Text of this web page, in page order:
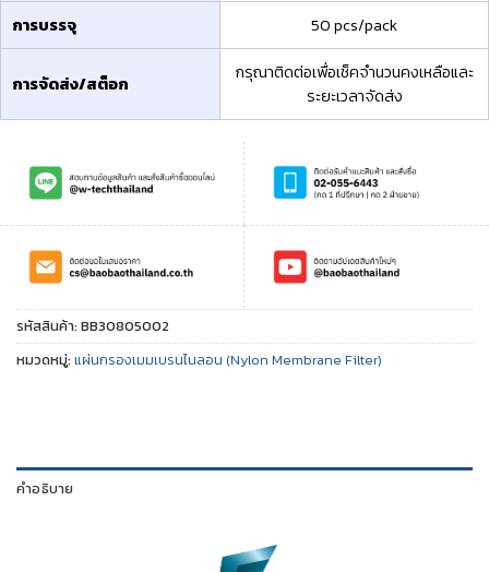
การบรรจุ
50 pcs/pack
การจัดส่ง/สต็อก
กรุณาติดต่อเพื่อเช็คจำนวนคงเหลือและ
ระยะเวลาจัดส่ง
รหัสสินค้า: BB30805002
หมวดหมู่: แผ่นกรองเมมเบรนไนลอน (Nylon Membrane Filter)
คำอธิบาย